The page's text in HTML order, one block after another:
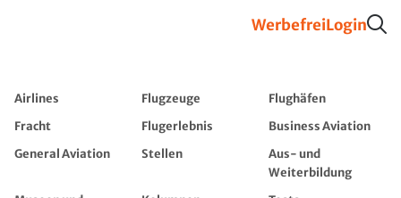
WerbefreiLogin
Airlines Flugzeuge
Flughäfen
Fracht
Flugerlebnis
Business Aviation
General Aviation
Stellen
Aus- und
Weiterbildung